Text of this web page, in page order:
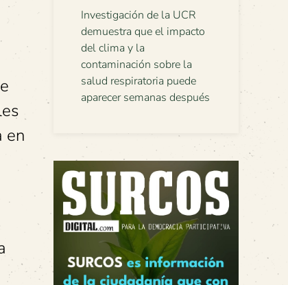
en
Investigación de la UCR
demuestra que el impacto
del clima y la
contaminación sobre la
salud respiratoria puede
aparecer semanas después